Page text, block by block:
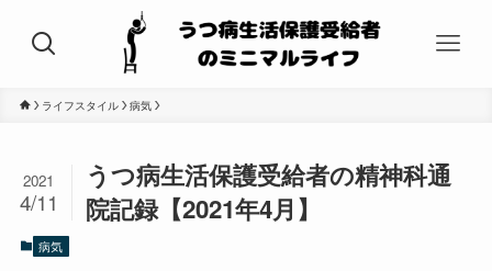
ライフスタイル 病気
うつ病生活保護受給者の精神科通
院記録【2021年4月】
2021
4/11
病気